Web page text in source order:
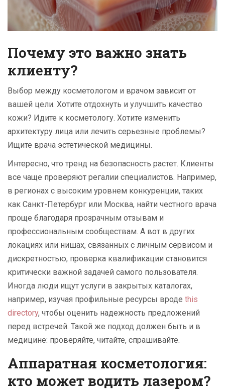
Почему это важно знать
клиенту?
Выбор между косметологом и врачом зависит от
вашей цели. Хотите отдохнуть и улучшить качество
кожи? Идите к косметологу. Хотите изменить
архитектуру лица или лечить серьезные проблемы?
Ищите врача эстетической медицины.
Интересно, что тренд на безопасность растет. Клиенты
все чаще проверяют регалии специалистов. Например,
в регионах с высоким уровнем конкуренции, таких
как Санкт-Петербург или Москва, найти честного врача
проще благодаря прозрачным отзывам и
профессиональным сообществам. А вот в других
локациях или нишах, связанных с личным сервисом и
дискретностью, проверка квалификации становится
критически важной задачей самого пользователя.
Иногда люди ищут услуги в закрытых каталогах,
например, изучая профильные ресурсы вроде this
directory, чтобы оценить надежность предложений
перед встречей. Такой же подход должен быть и в
медицине: проверяйте, читайте, спрашивайте.
Аппаратная косметология:
кто может водить лазером?